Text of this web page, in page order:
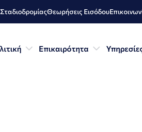
Θεωρήσεις Εισόδου
Επικαιρότητα